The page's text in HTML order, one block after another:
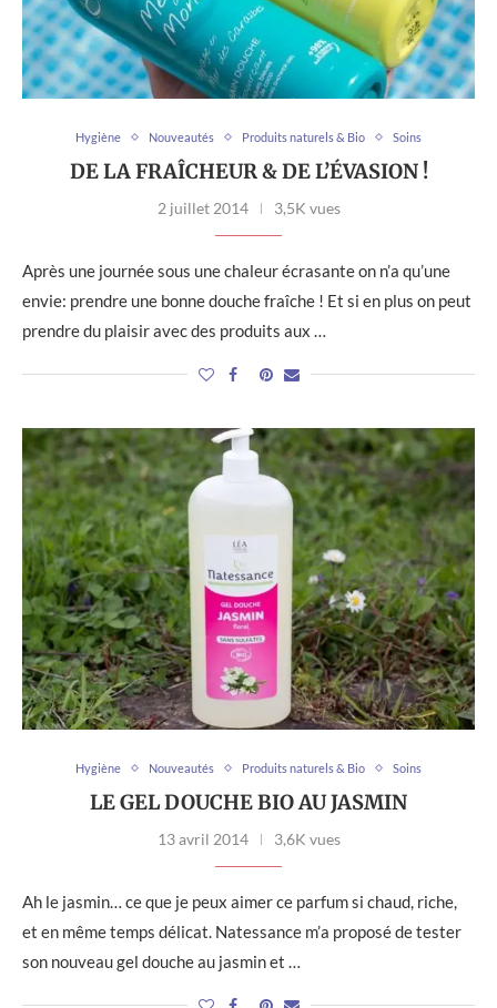
Hygiène Nouveautés Produits naturels & Bio Soins
DE LA FRAÎCHEUR & DE L’ÉVASION !
2 juillet 2014 3,5K vues
Après une journée sous une chaleur écrasante on n’a qu’une
envie: prendre une bonne douche fraîche ! Et si en plus on peut
prendre du plaisir avec des produits aux …
Hygiène Nouveautés Produits naturels & Bio Soins
LE GEL DOUCHE BIO AU JASMIN
13 avril 2014 3,6K vues
Ah le jasmin… ce que je peux aimer ce parfum si chaud, riche,
et en même temps délicat. Natessance m’a proposé de tester
son nouveau gel douche au jasmin et …